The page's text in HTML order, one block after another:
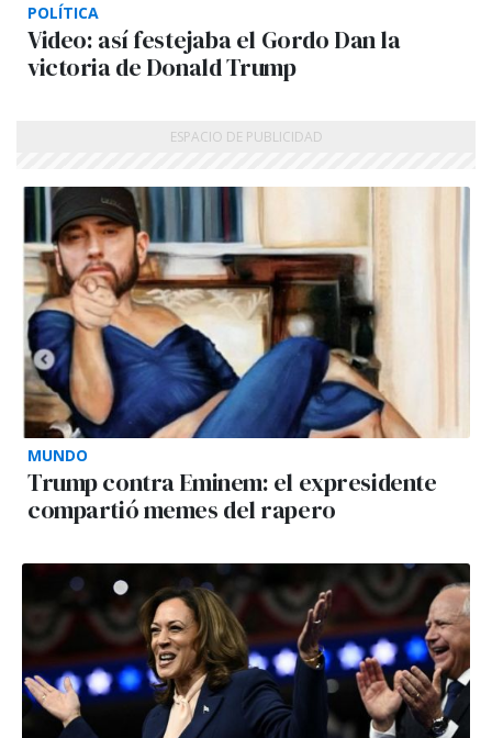
POLÍTICA
Video: así festejaba el Gordo Dan la
victoria de Donald Trump
MUNDO
Trump contra Eminem: el expresidente
compartió memes del rapero